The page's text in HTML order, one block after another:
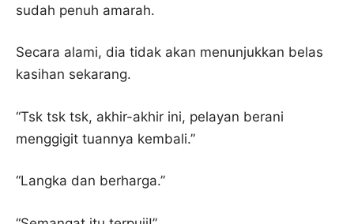
sudah penuh amarah.
Secara alami, dia tidak akan menunjukkan belas
kasihan sekarang.
“Tsk tsk tsk, akhir-akhir ini, pelayan berani
menggigit tuannya kembali.”
“Langka dan berharga.”